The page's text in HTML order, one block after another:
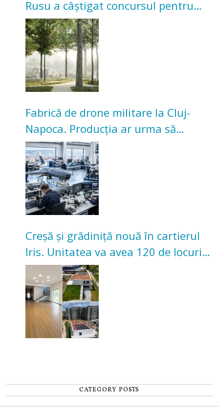
Rusu a câștigat concursul pentru
transformarea Grădinii Casei
Universitarilor
Fabrică de drone militare la Cluj-
Napoca. Producția ar urma să
înceapă în toamna acestui an
Creșă și grădiniță nouă în cartierul
Iris. Unitatea va avea 120 de locuri
pentru copii
CATEGORY POSTS